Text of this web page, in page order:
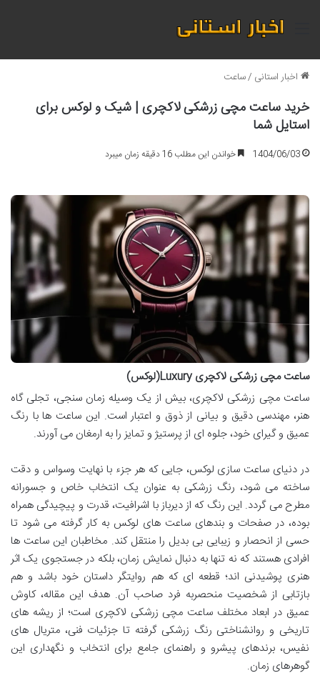
منو
اخبار استانی /ساعت
خرید ساعت مچی زرشکی لاکچری | شیک و لوکس برای
استایل شما
1404/06/03 خواندن این مطلب 16 دقیقه زمان میبرد
ساعت مچی زرشکی لاکچری Luxury(لوکس)
ساعت مچی زرشکی لاکچری، بیش از یک وسیله زمان سنجی، تجلی گاه
هنر، مهندسی دقیق و بیانی از ذوق و اعتبار است. این ساعت ها با رنگ
عمیق و گیرای خود، جلوه ای از پرستیژ و تمایز را به ارمغان می آورند.
در دنیای ساعت سازی لوکس، جایی که هر جزء با نهایت وسواس و دقت
ساخته می شود، رنگ زرشکی به عنوان یک انتخاب خاص و جسورانه
مطرح می گردد. این رنگ که از دیرباز با اشرافیت، قدرت و پیچیدگی همراه
بوده، در صفحات و بندهای ساعت های لوکس به کار گرفته می شود تا
حسی از انحصار و زیبایی بی بدیل را منتقل کند. مخاطبان این ساعت ها
افرادی هستند که نه تنها به دنبال نمایش زمان، بلکه در جستجوی یک اثر
هنری پوشیدنی اند؛ قطعه ای که هم روایتگر داستان خود باشد و هم
بازتابی از شخصیت منحصربه فرد صاحب آن. هدف این مقاله، کاوش
عمیق در ابعاد مختلف ساعت مچی زرشکی لاکچری است؛ از ریشه های
تاریخی و روانشناختی رنگ زرشکی گرفته تا جزئیات فنی، متریال های
نفیس، برندهای پیشرو و راهنمای جامع برای انتخاب و نگهداری این
گوهرهای زمان.